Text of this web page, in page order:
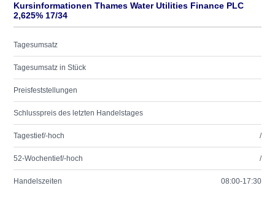
Kursinformationen Thames Water Utilities Finance PLC
2,625% 17/34
Tagesumsatz
Tagesumsatz in Stück
Preisfeststellungen
Schlusspreis des letzten Handelstages
Tagestief/-hoch /
52-Wochentief/-hoch /
Handelszeiten 08:00-17:30